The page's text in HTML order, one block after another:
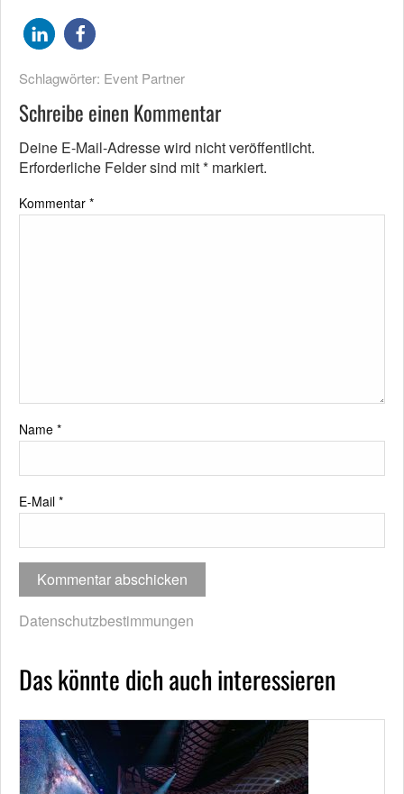
Schlagwörter: Event Partner
Schreibe einen Kommentar
Deine E-Mail-Adresse wird nicht veröffentlicht.
Erforderliche Felder sind mit* markiert.
Kommentar *
Name *
E-Mail *
Datenschutzbestimmungen
Das könnte dich auch interessieren